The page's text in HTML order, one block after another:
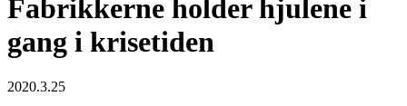
Fabrikkerne holder hjulene i
gang i krisetiden
2020.3.25